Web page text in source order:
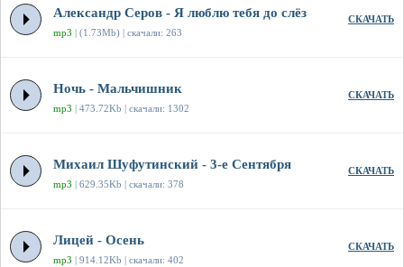
Александр Серов - Я люблю тебя до слёз
mp3 | (1.73Mb) | скачали: 263
СКАЧАТЬ
Ночь - Мальчишник
mp3 | 473.72Kb | скачали: 1302
СКАЧАТЬ
Михаил Шуфутинский - 3-е Сентября
mp3 | 629.35Kb | скачали: 378
СКАЧАТЬ
Лицей - Осень
mp3 | 914.12Kb | скачали: 402
СКАЧАТЬ